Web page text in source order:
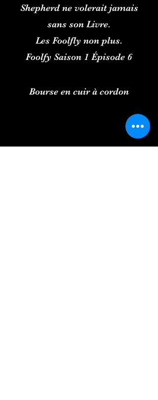
Shepherd ne volerait jamais
sans son Livre.
Les Foolfly non plus.
Foolfy Saison 1 Épisode 6
Bourse en cuir à cordon